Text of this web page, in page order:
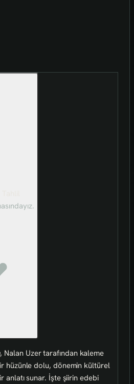
, Nalan Uzer tarafından kaleme
hüzünle dolu, dönemin kültürel
anlatı sunar. İşte şiirin edebi